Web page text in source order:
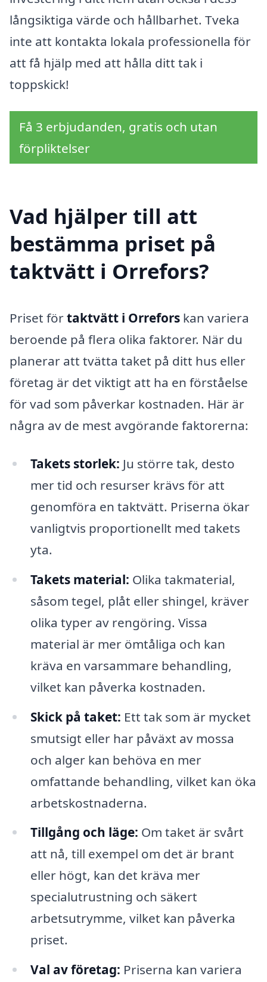
långsiktiga värde och hållbarhet. Tveka
inte att kontakta lokala professionella för
att få hjälp med att hålla ditt tak i
toppskick!
Få 3 erbjudanden, gratis och utan
förpliktelser
Vad hjälper till att
bestämma priset på
taktvätt i Orrefors?
Priset förtaktvätt i Orrefors kan variera
beroende på flera olika faktorer. När du
planerar att tvätta taket på ditt hus eller
företag är det viktigt att ha en förståelse
för vad som påverkar kostnaden. Här är
några av de mest avgörande faktorerna:
Takets storlek: Ju större tak, desto
mer tid och resurser krävs för att
genomföra en taktvätt. Priserna ökar
vanligtvis proportionellt med takets
yta.
Takets material: Olika takmaterial,
såsom tegel, plåt eller shingel, kräver
olika typer av rengöring. Vissa
material är mer ömtåliga och kan
kräva en varsammare behandling,
vilket kan påverka kostnaden.
Skick på taket: Ett tak som är mycket
smutsigt eller har påväxt av mossa
och alger kan behöva en mer
omfattande behandling, vilket kan öka
arbetskostnaderna.
Tillgång och läge: Om taket är svårt
att nå, till exempel om det är brant
eller högt, kan det kräva mer
specialutrustning och säkert
arbetsutrymme, vilket kan påverka
priset.
Val av företag: Priserna kan variera